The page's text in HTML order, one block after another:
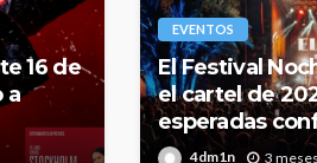
16 de
a
EVENTOS
El Festival
el cartel de
esperadas
4dm1n 3